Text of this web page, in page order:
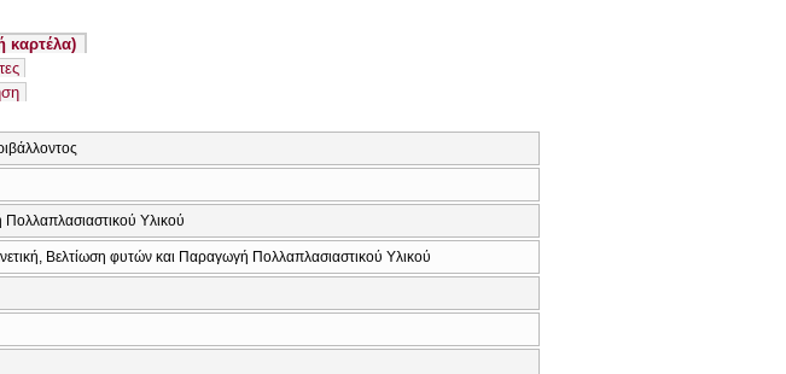
καρτέλα)
Υλικού
Βελτίωση φυτών και Παραγωγή Πολλαπλασιαστικού Υλικού